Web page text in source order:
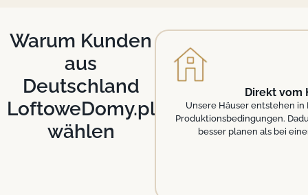
Warum Kunden
aus
Deutschland
LoftoweDomy.pl
wählen
Direkt vom
Unsere Häuser entstehen
Produktionsbedingungen.
besser planen als bei